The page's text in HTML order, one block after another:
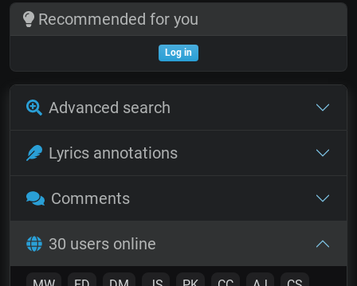
Recommended for you
Log in
Advanced search
Lyrics annotations
Comments
30 users online